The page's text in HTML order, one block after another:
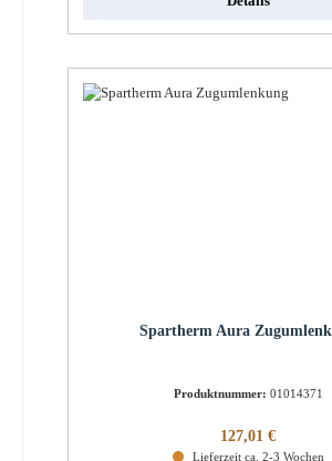
Spartherm Aura
Produktnummer: 01014371
Regulärer Preis:
127,01 €
Lieferzeit ca. 2-3 Wochen